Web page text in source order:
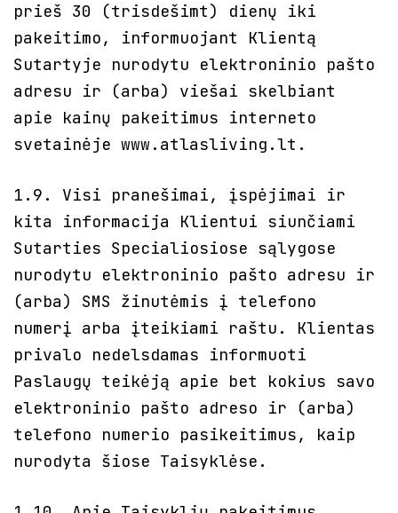
prieš 30 (trisdešimt) dienų iki
pakeitimo, informuojant Klientą
Sutartyje nurodytu elektroninio pašto
adresu ir (arba) viešai skelbiant
apie kainų pakeitimus interneto
svetainėje www.atlasliving.lt.
1.9. Visi pranešimai, įspėjimai ir
kita informacija Klientui siunčiami
Sutarties Specialiosiose sąlygose
nurodytu elektroninio pašto adresu ir
(arba) SMS žinutėmis į telefono
numerį arba įteikiami raštu. Klientas
privalo nedelsdamas informuoti
Paslaugų teikėją apie bet kokius savo
elektroninio pašto adreso ir (arba)
telefono numerio pasikeitimus, kaip
nurodyta šiose Taisyklėse.